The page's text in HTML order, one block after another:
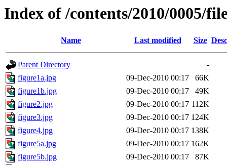
Index of /contents/2010/0005/
Name Last modified Size
Parent Directory
-
figure1a.jpg
09-Dec-2010 00:17
66K
figure1b.jpg
09-Dec-2010 00:17
49K
figure2.jpg
09-Dec-2010 00:17 112K
figure3.jpg
09-Dec-2010 00:17 124K
figure4.jpg
09-Dec-2010 00:17 138K
figure5a.jpg
09-Dec-2010 00:17 162K
figure5b.jpg
09-Dec-2010 00:17
87K